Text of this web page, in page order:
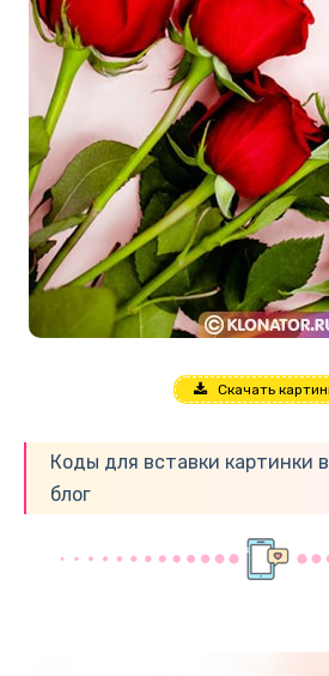
Скачать
Коды для вставки картинки
блог